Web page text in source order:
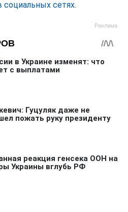
социальных сетях.